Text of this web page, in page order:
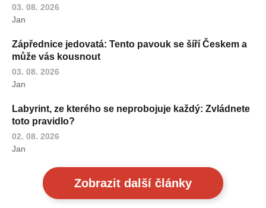
03. 08. 2026
Jan
Zápřednice jedovatá: Tento pavouk se šíří Českem a
může vás kousnout
03. 08. 2026
Jan
Labyrint, ze kterého se neprobojuje každý: Zvládnete
toto pravidlo?
02. 08. 2026
Jan
Zobrazit další články